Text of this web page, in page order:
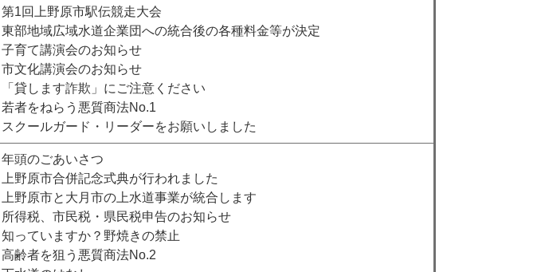
第1回上野原市駅伝競走大会
東部地域広域水道企業団への統合後の各種料金等が決定
子育て講演会のお知らせ
市文化講演会のお知らせ
「貸します詐欺」にご注意ください
若者をねらう悪質商法No.1
スクールガード・リーダーをお願いしました
年頭のごあいさつ
上野原市合併記念式典が行われました
上野原市と大月市の上水道事業が統合します
所得税、市民税・県民税申告のお知らせ
知っていますか？野焼きの禁止
高齢者を狙う悪質商法No.2